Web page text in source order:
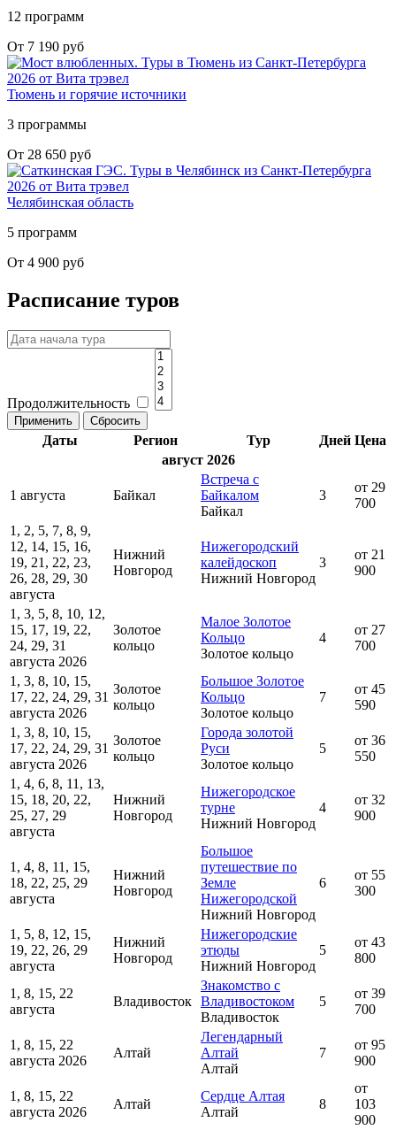
12 программ
От 7 190 руб
Тюмень и горячие источники
3 программы
От 28 650 руб
Челябинская область
5 программ
От 4 900 руб
Расписание туров
Продолжительность
Даты Регион Тур Дней Цена
август 2026
1 августа Байкал
Встреча с
Байкалом
Байкал
3
от 29
700
1, 2, 5, 7, 8, 9,
12, 14, 15, 16,
19, 21, 22, 23,
26, 28, 29, 30
августа
Нижний
Новгород
Нижегородский
калейдоскоп
Нижний Новгород
3
от 21
900
1, 3, 5, 8, 10, 12,
15, 17, 19, 22,
24, 29, 31
августа 2026
Золотое
кольцо
Малое Золотое
Кольцо
Золотое кольцо
4
от 27
700
1, 3, 8, 10, 15,
17, 22, 24, 29, 31
августа 2026
Золотое
кольцо
Большое Золотое
Кольцо
Золотое кольцо
7
от 45
590
1, 3, 8, 10, 15,
17, 22, 24, 29, 31
августа 2026
Золотое
кольцо
Города золотой
Руси
Золотое кольцо
5
от 36
550
1, 4, 6, 8, 11, 13,
15, 18, 20, 22,
25, 27, 29
августа
Нижний
Новгород
Нижегородское
турне
Нижний Новгород
4
от 32
900
1, 4, 8, 11, 15,
18, 22, 25, 29
августа
Нижний
Новгород
Большое
путешествие по
Земле
Нижегородской
Нижний Новгород
6
от 55
300
1, 5, 8, 12, 15,
19, 22, 26, 29
августа
Нижний
Новгород
Нижегородские
этюды
Нижний Новгород
5
от 43
800
1, 8, 15, 22
августа
Владивосток
Знакомство с
Владивостоком
Владивосток
5
от 39
700
1, 8, 15, 22
августа 2026
Алтай
Легендарный
Алтай
Алтай
7
от 95
900
1, 8, 15, 22
августа 2026
Алтай
Сердце Алтая
Алтай
8
от
103
900